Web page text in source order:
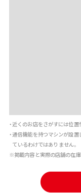
・近くのお店をさがすには位
・通信機能を持つマシンが設
ているわけではありません。
※掲載内容と実際の店舗の在